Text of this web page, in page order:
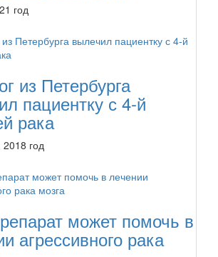
год
из Петербурга
пациентку с 4-й
рака
год
может помочь в
агрессивного рака